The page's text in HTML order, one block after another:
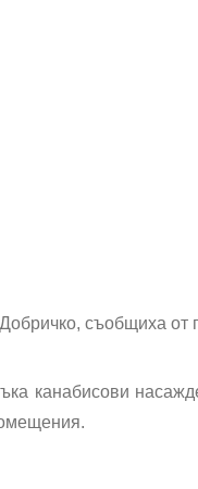
съобщиха от
канабисови